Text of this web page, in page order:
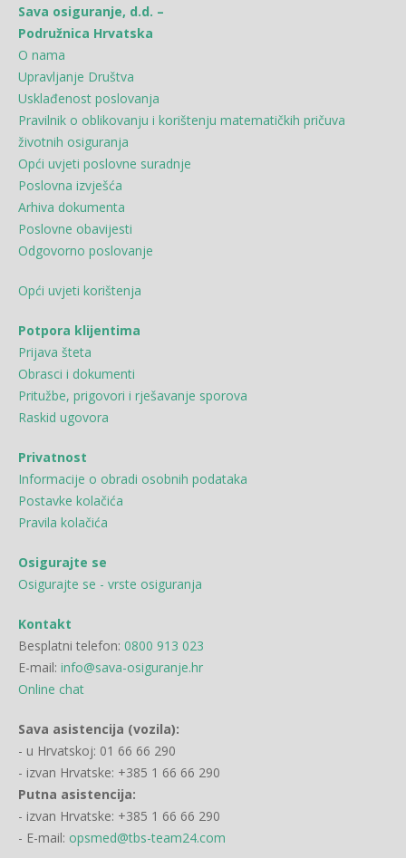
Sava osiguranje, d.d. –
Podružnica Hrvatska
O nama
Upravljanje Društva
Usklađenost poslovanja
Pravilnik o oblikovanju i korištenju matematičkih pričuva
životnih osiguranja
Opći uvjeti poslovne suradnje
Poslovna izvješća
Arhiva dokumenta
Poslovne obavijesti
Odgovorno poslovanje
Opći uvjeti korištenja
Potpora klijentima
Prijava šteta
Obrasci i dokumenti
Pritužbe, prigovori i rješavanje sporova
Raskid ugovora
Privatnost
Informacije o obradi osobnih podataka
Postavke kolačića
Pravila kolačića
Osigurajte se
Osigurajte se - vrste osiguranja
Kontakt
Besplatni telefon: 0800 913 023
E-mail: info@sava-osiguranje.hr
Online chat
Sava asistencija (vozila):
- u Hrvatskoj: 01 66 66 290
- izvan Hrvatske: +385 1 66 66 290
Putna asistencija:
- izvan Hrvatske: +385 1 66 66 290
- E-mail: opsmed@tbs-team24.com